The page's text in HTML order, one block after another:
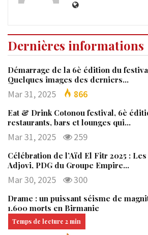
Dernières informations
Démarrage de la 6è édition du
Quelques images des derniers…
Mar 31, 2025 866
Eat & Drink Cotonou festival, 6è
restaurants, bars et lounges qui…
Mar 31, 2025 259
Célébration de l’Aïd El Fitr 2025 :
Adjovi, PDG du Groupe Empire…
Mar 30, 2025 300
Drame : un puissant séisme de
1.600 morts en Birmanie